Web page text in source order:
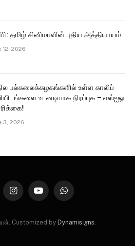
தமிழ் சினிமாவின் புதிய அத்தியாயம்
12, 2026
பல்கலைக்கழகங்களில் உள்ள காலிப்
உடனடியாக நிரப்புக – எஸ்ஐஓ
3, 2026
InstagramYouTubeWhatsApp
Customized by Dynamisigns